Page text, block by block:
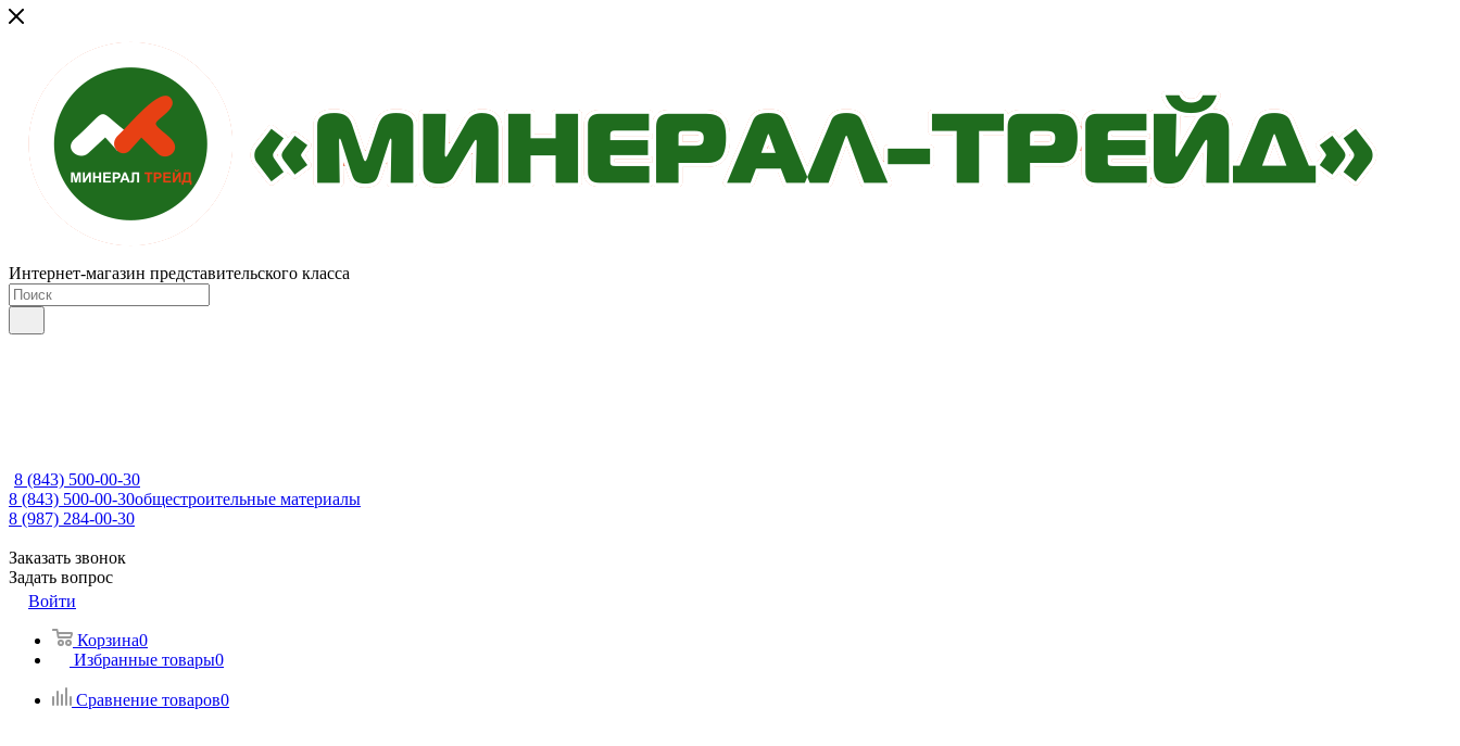
Интернет-магазин представительского класса
8 (843) 500-00-30
8 (843) 500-00-30общестроительные материалы
8 (987) 284-00-30
Заказать звонок
Задать вопрос
Войти
Корзина0
Избранные товары0
Сравнение товаров0